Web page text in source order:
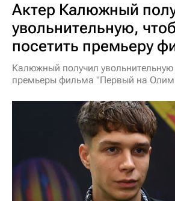
Актер Калюжный
увольнительную,
посетить премьеру
Калюжный получил
премьеры фильма "Первый на